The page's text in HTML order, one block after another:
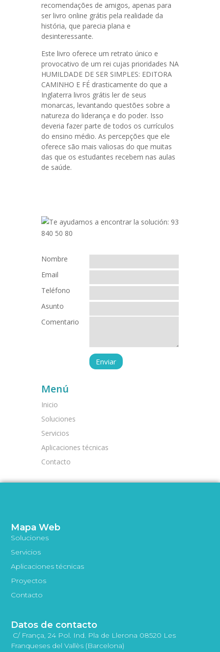
recomendações de amigos, apenas para
ser livro online grátis pela realidade da
história, que parecia plana e
desinteressante.
Este livro oferece um retrato único e
provocativo de um rei cujas prioridades NA
HUMILDADE DE SER SIMPLES: EDITORA
CAMINHO E FÉ drasticamente do que a
Inglaterra livros grátis ler de seus
monarcas, levantando questões sobre a
natureza do liderança e do poder. Isso
deveria fazer parte de todos os currículos
do ensino médio. As percepções que ele
oferece são mais valiosas do que muitas
das que os estudantes recebem nas aulas
de saúde.
Nombre
Email
Teléfono
Asunto
Comentario
Menú
Inicio
Soluciones
Servicios
Aplicaciones técnicas
Contacto
Mapa Web
Soluciones
Servicios
Aplicaciones técnicas
Proyectos
Contacto
Datos de contacto
C/ França, 24 Pol. Ind. Pla de Llerona 08520 Les
Franqueses del Vallès (Barcelona)